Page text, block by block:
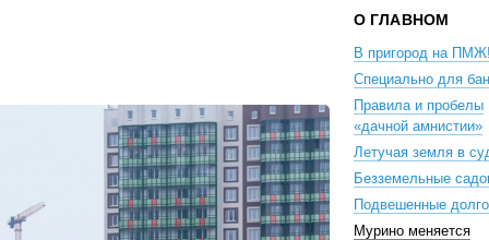
О ГЛАВНОМ
В пригород на ПМЖ!
Специально для
Правила и пробелы
«дачной амнистии»
Летучая земля в
Безземельные
Подвешенные
Мурино меняется